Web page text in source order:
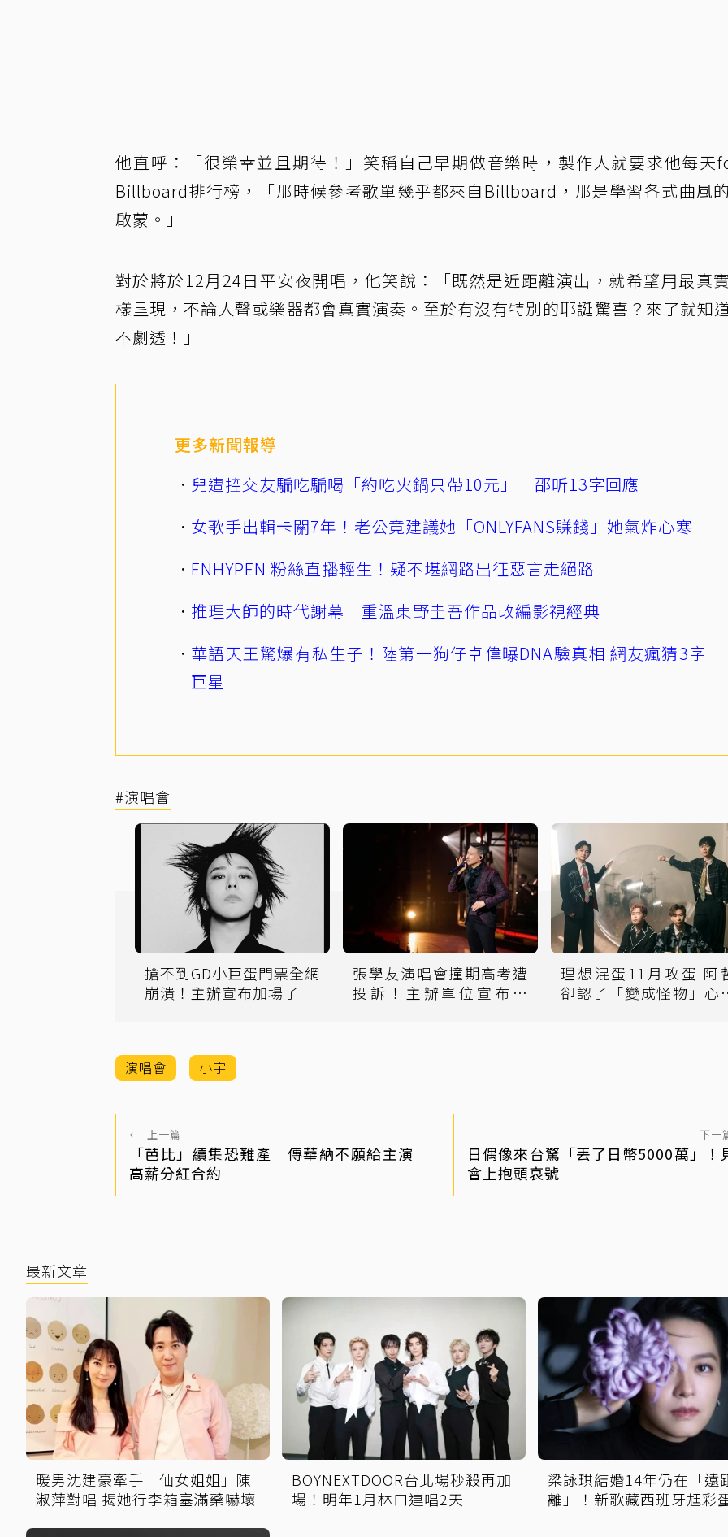
他直呼：「很榮幸並且期待！」笑稱自己早期做音樂時，製作人就要求他每天
Billboard排行榜，「那時候參考歌單幾乎都來自Billboard，那是學習各式曲風
啟蒙。」
對於將於12月24日平安夜開唱，他笑說：「既然是近距離演出，就希望用最真
樣呈現，不論人聲或樂器都會真實演奏。至於有沒有特別的耶誕驚喜？來了就知
不劇透！」
更多新聞報導
兒遭控交友騙吃騙喝「約吃火鍋只帶10元」 邵昕13字回應
女歌手出輯卡關7年！老公竟建議她「ONLYFANS賺錢」她氣炸心寒
ENHYPEN 粉絲直播輕生！疑不堪網路出征惡言走絕路
推理大師的時代謝幕 重溫東野圭吾作品改編影視經典
華語天王驚爆有私生子！陸第一狗仔卓偉曝DNA驗真相 網友瘋猜3字
巨星
#演唱會
搶不到GD小巨蛋門票全網
崩潰！主辦宣布加場了
張學友演唱會撞期高考遭
投訴！主辦單位宣布延
理想混蛋11月攻蛋 阿
卻認了「變成怪物」心
演唱會 小宇
← 上一篇
「芭比」續集恐難產 傳華納不願給主演
高薪分紅合約
下一
日偶像來台驚「丟了日幣5000萬」！
會上抱頭哀號
最新文章
暖男沈建豪牽手「仙女姐姐」陳
淑萍對唱 揭她行李箱塞滿藥嚇壞
BOYNEXTDOOR台北場秒殺再加
場！明年1月林口連唱2天
梁詠琪結婚14年仍在「遠
離」！新歌藏西班牙尪彩